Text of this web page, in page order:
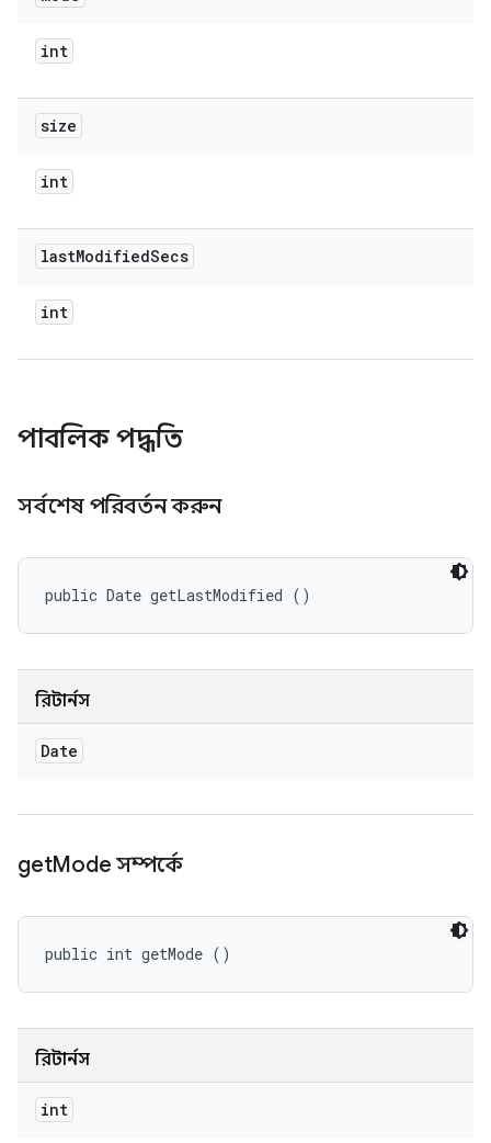
int
size
int
lastModifiedSecs
int
পাবলিক পদ্ধতি
সর্বশেষ পরিবর্তন করুন
public Date getLastModified ()
রিটার্নস
Date
getMode সম্পর্কে
public int getMode ()
রিটার্নস
int